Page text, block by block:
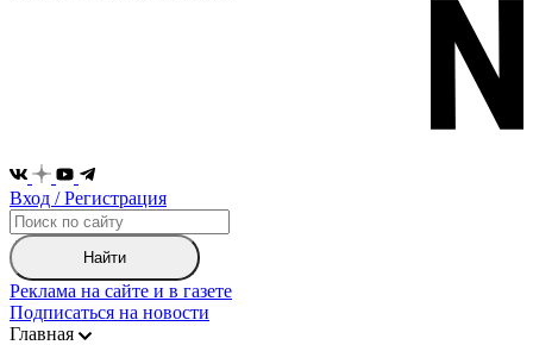
Вход / Регистрация
Найти
Реклама на сайте и в газете
Подписаться на новости
Главная